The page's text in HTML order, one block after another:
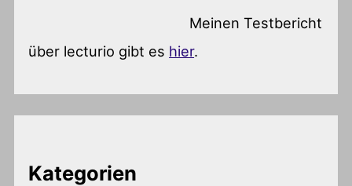
Meinen Testbericht
über lecturio gibt es hier.
Kategorien